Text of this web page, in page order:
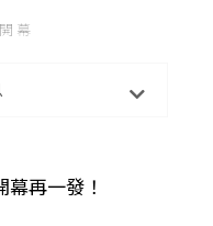
幕
幕再一發！